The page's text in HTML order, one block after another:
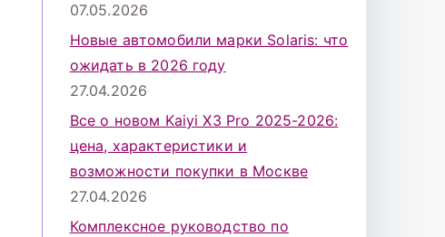
07.05.2026
Новые автомобили марки Solaris: что
ожидать в 2026 году
27.04.2026
Все о новом Kaiyi X3 Pro 2025-2026:
цена, характеристики и
возможности покупки в Москве
27.04.2026
Комплексное руководство по